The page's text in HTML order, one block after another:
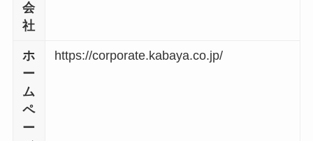
会
社
ホ
ー
ム
ペ
ー
https://corporate.kabaya.co.jp/